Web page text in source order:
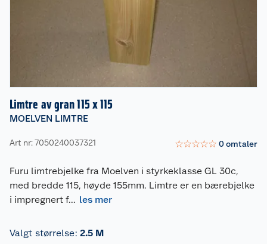
Limtre av gran 115 x 115
MOELVEN LIMTRE
Art nr: 7050240037321 ☆☆☆☆☆ 0omtaler
Furu limtrebjelke fra Moelven i styrkeklasse GL 30c,
med bredde 115, høyde 155mm. Limtre er en bærebjelke
i impregnert f... les mer
Valgt størrelse: 2.5 M